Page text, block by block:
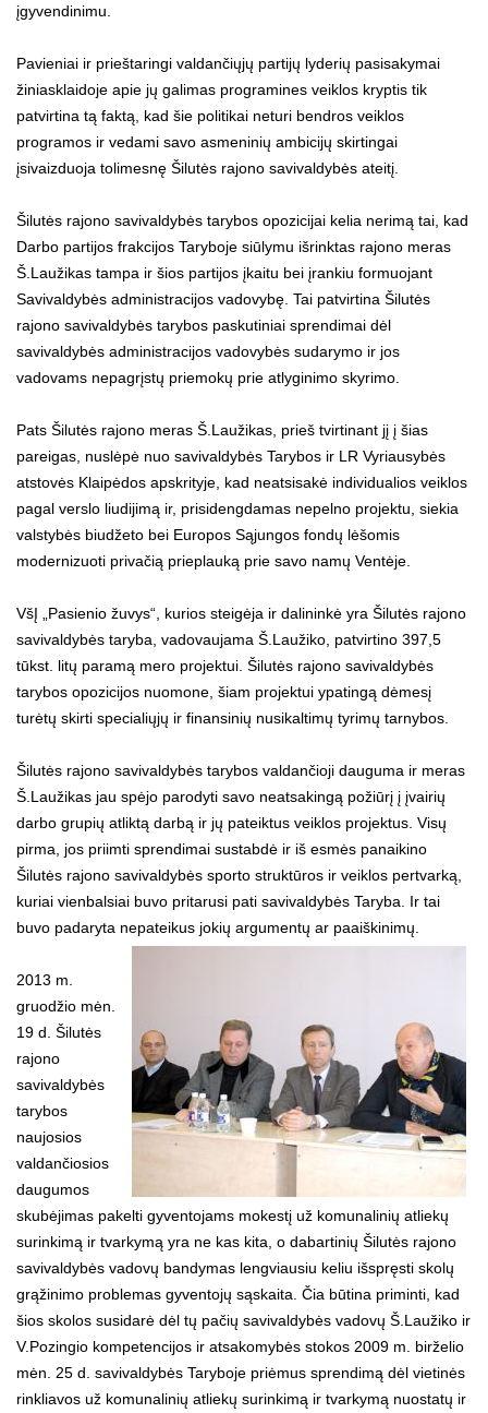
įgyvendinimu.
Pavieniai ir prieštaringi valdančiųjų partijų lyderių pasisakymai
žiniasklaidoje apie jų galimas programines veiklos kryptis tik
patvirtina tą faktą, kad šie politikai neturi bendros veiklos
programos ir vedami savo asmeninių ambicijų skirtingai
įsivaizduoja tolimesnę Šilutės rajono savivaldybės ateitį.
Šilutės rajono savivaldybės tarybos opozicijai kelia nerimą tai, kad
Darbo partijos frakcijos Taryboje siūlymu išrinktas rajono meras
Š.Laužikas tampa ir šios partijos įkaitu bei įrankiu formuojant
Savivaldybės administracijos vadovybę. Tai patvirtina Šilutės
rajono savivaldybės tarybos paskutiniai sprendimai dėl
savivaldybės administracijos vadovybės sudarymo ir jos
vadovams nepagrįstų priemokų prie atlyginimo skyrimo.
Pats Šilutės rajono meras Š.Laužikas, prieš tvirtinant jį į šias
pareigas, nuslėpė nuo savivaldybės Tarybos ir LR Vyriausybės
atstovės Klaipėdos apskrityje, kad neatsisakė individualios veiklos
pagal verslo liudijimą ir, prisidengdamas nepelno projektu, siekia
valstybės biudžeto bei Europos Sąjungos fondų lėšomis
modernizuoti privačią prieplauką prie savo namų Ventėje.
VšĮ „Pasienio žuvys“, kurios steigėja ir dalininkė yra Šilutės rajono
savivaldybės taryba, vadovaujama Š.Laužiko, patvirtino 397,5
tūkst. litų paramą mero projektui. Šilutės rajono savivaldybės
tarybos opozicijos nuomone, šiam projektui ypatingą dėmesį
turėtų skirti specialiųjų ir finansinių nusikaltimų tyrimų tarnybos.
Šilutės rajono savivaldybės tarybos valdančioji dauguma ir meras
Š.Laužikas jau spėjo parodyti savo neatsakingą požiūrį į įvairių
darbo grupių atliktą darbą ir jų pateiktus veiklos projektus. Visų
pirma, jos priimti sprendimai sustabdė ir iš esmės panaikino
Šilutės rajono savivaldybės sporto struktūros ir veiklos pertvarką,
kuriai vienbalsiai buvo pritarusi pati savivaldybės Taryba. Ir tai
buvo padaryta nepateikus jokių argumentų ar paaiškinimų.
2013 m.
gruodžio mėn.
19 d. Šilutės
rajono
savivaldybės
tarybos
naujosios
valdančiosios
daugumos
skubėjimas pakelti gyventojams mokestį už komunalinių atliekų
surinkimą ir tvarkymą yra ne kas kita, o dabartinių Šilutės rajono
savivaldybės vadovų bandymas lengviausiu keliu išspręsti skolų
grąžinimo problemas gyventojų sąskaita. Čia būtina priminti, kad
šios skolos susidarė dėl tų pačių savivaldybės vadovų Š.Laužiko ir
V.Pozingio kompetencijos ir atsakomybės stokos 2009 m. birželio
mėn. 25 d. savivaldybės Taryboje priėmus sprendimą dėl vietinės
rinkliavos už komunalinių atliekų surinkimą ir tvarkymą nuostatų ir